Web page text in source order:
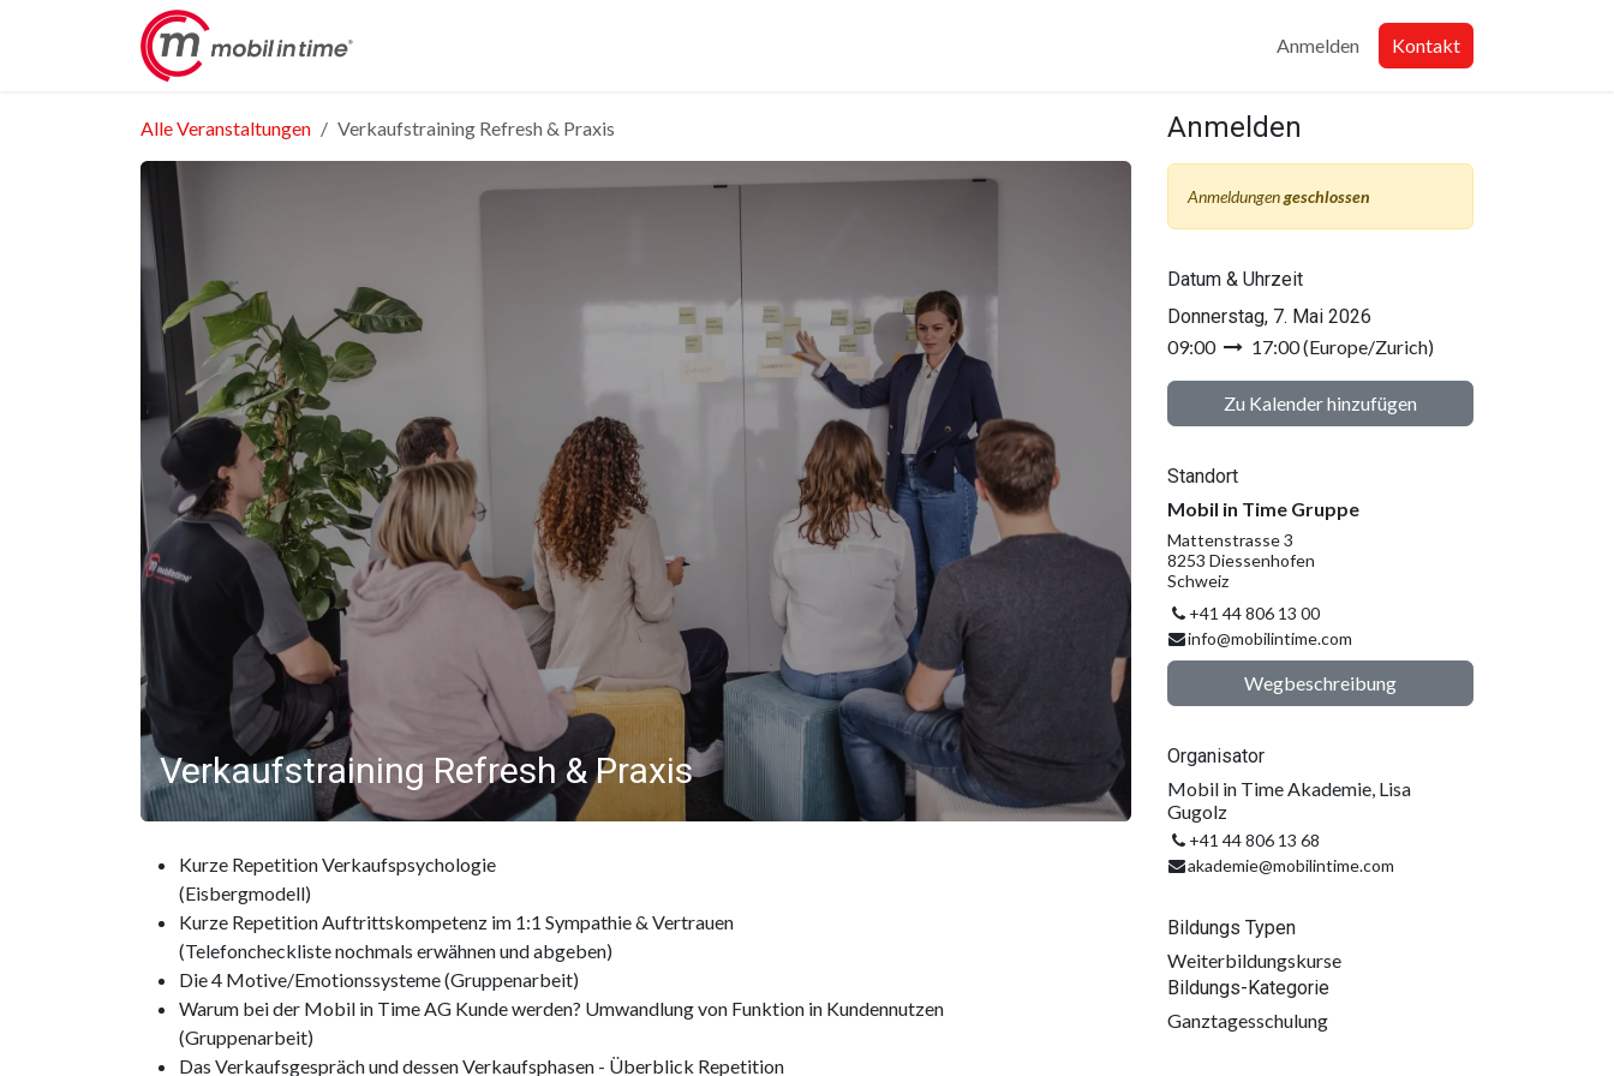
Zum Inhalt springen
Anmelden Kontakt
Alle Veranstaltungen Verkaufstraining Refresh & Praxis
Verkaufstraining Refresh & Praxis
Kurze Repetition Verkaufspsychologie
(Eisbergmodell)
Kurze Repetition Auftrittskompetenz im 1:1 Sympathie & Vertrauen
(Telefoncheckliste nochmals erwähnen und abgeben)
Die 4 Motive/Emotionssysteme (Gruppenarbeit)
Warum bei der Mobil in Time AG Kunde werden? Umwandlung von Funktion in Kundennutzen
(Gruppenarbeit)
Das Verkaufsgespräch und dessen Verkaufsphasen - Überblick Repetition
Anmelden
Anmeldungengeschlossen
Datum & Uhrzeit
Donnerstag, 7. Mai 2026
09:00
17:00(Europe/Zurich)
Zu Kalender hinzufügen
Standort
Mobil in Time Gruppe
Mattenstrasse 3
8253 Diessenhofen
Schweiz
+41 44 806 13 00
info@mobilintime.com
Wegbeschreibung
Organisator
Mobil in Time Akademie, Lisa
Gugolz
+41 44 806 13 68
akademie@mobilintime.com
Bildungs Typen
Weiterbildungskurse
Bildungs-Kategorie
Ganztagesschulung